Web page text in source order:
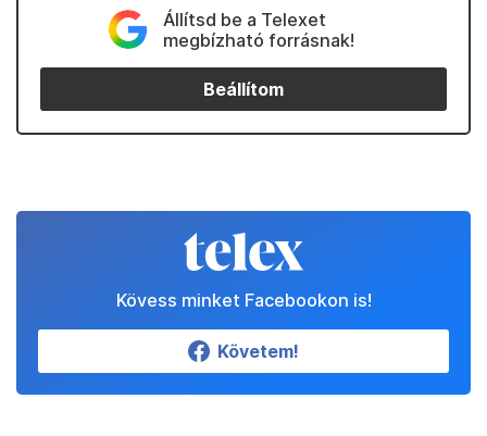
Állítsd be a Telexet
megbízható forrásnak!
Beállítom
Kövess minket Facebookon is!
Követem!